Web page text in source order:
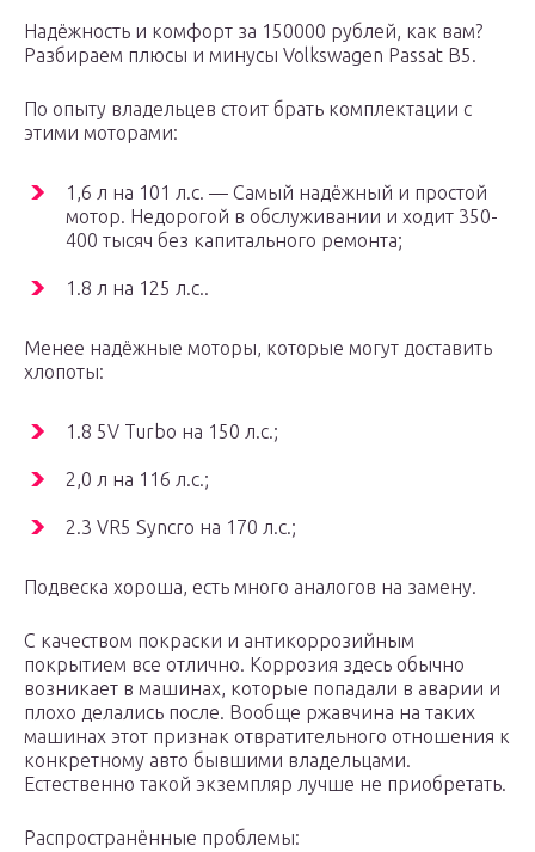
Надёжность и комфорт за 150000 рублей, как вам?
Разбираем плюсы и минусы Volkswagen Passat B5.
По опыту владельцев стоит брать комплектации с
этими моторами:
1,6 л на 101 л.с. — Самый надёжный и простой
мотор. Недорогой в обслуживании и ходит 350-
400 тысяч без капитального ремонта;
1.8 л на 125 л.с..
Менее надёжные моторы, которые могут доставить
хлопоты:
1.8 5V Turbo на 150 л.с.;
2,0 л на 116 л.с.;
2.3 VR5 Syncro на 170 л.с.;
Подвеска хороша, есть много аналогов на замену.
С качеством покраски и антикоррозийным
покрытием все отлично. Коррозия здесь обычно
возникает в машинах, которые попадали в аварии и
плохо делались после. Вообще ржавчина на таких
машинах этот признак отвратительного отношения к
конкретному авто бывшими владельцами.
Естественно такой экземпляр лучше не приобретать.
Распространённые проблемы: